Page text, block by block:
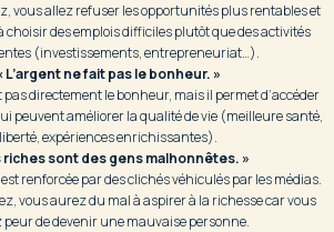
vous allez refuser les opportunités plus rentables et
choisir des emplois difficiles plutôt que des activités
(investissements, entrepreneuriat…).
L’argent ne fait pas le bonheur. »
directement le bonheur, mais il permet d’accéder
peuvent améliorer la qualité de vie (meilleure santé,
liberté, expériences enrichissantes).
riches sont des gens malhonnêtes. »
renforcée par des clichés véhiculés par les médias.
vous aurez du mal à aspirer à la richesse car vous
de devenir une mauvaise personne.